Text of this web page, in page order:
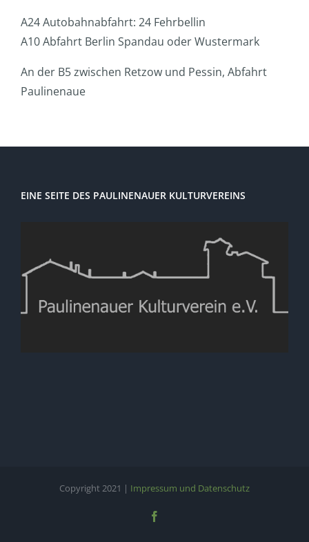
A24 Autobahnabfahrt: 24 Fehrbellin
A10 Abfahrt Berlin Spandau oder Wustermark
An der B5 zwischen Retzow und Pessin, Abfahrt
Paulinenaue
EINE SEITE DES PAULINENAUER KULTURVEREINS
Copyright 2021 | Impressum und Datenschutz